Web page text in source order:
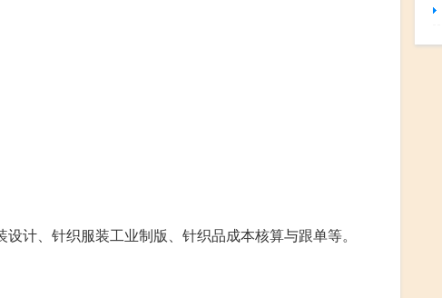
计、针织服装工业制版、针织品成本核算与跟单等。